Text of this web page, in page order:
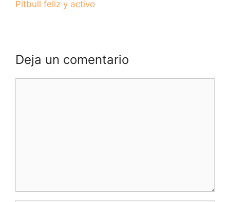
Pitbull feliz y activo
Deja un comentario